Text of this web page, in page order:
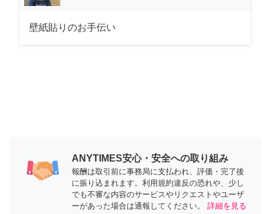
壁紙貼りのお手伝い
ANYTIMES安心・安全への取り組み
報酬は取引前に事務局に支払われ、評価・完了後
に振り込まれます。利用規約違反の恐れや、少し
でも不審な内容のサービスやリクエストやユーザ
ーがあった場合は通報してください。
詳細を見る